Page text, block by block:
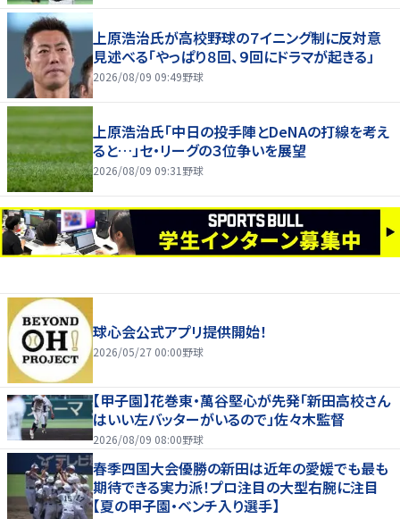
上原浩治氏が高校野球の７イニング制に反対意
見述べる「やっぱり８回、９回にドラマが起きる」
2026/08/09 09:49野球
上原浩治氏「中日の投手陣とDeNAの打線を考え
ると…」セ・リーグの３位争いを展望
2026/08/09 09:31 野球
球心会公式アプリ提供開始！
2026/05/27 00:00野球
【甲子園】花巻東・萬谷堅心が先発「新田高校さん
はいい左バッターがいるので」佐々木監督
2026/08/09 08:00野球
春季四国大会優勝の新田は近年の愛媛でも最も
期待できる実力派！プロ注目の大型右腕に注目
【夏の甲子園・ベンチ入り選手】